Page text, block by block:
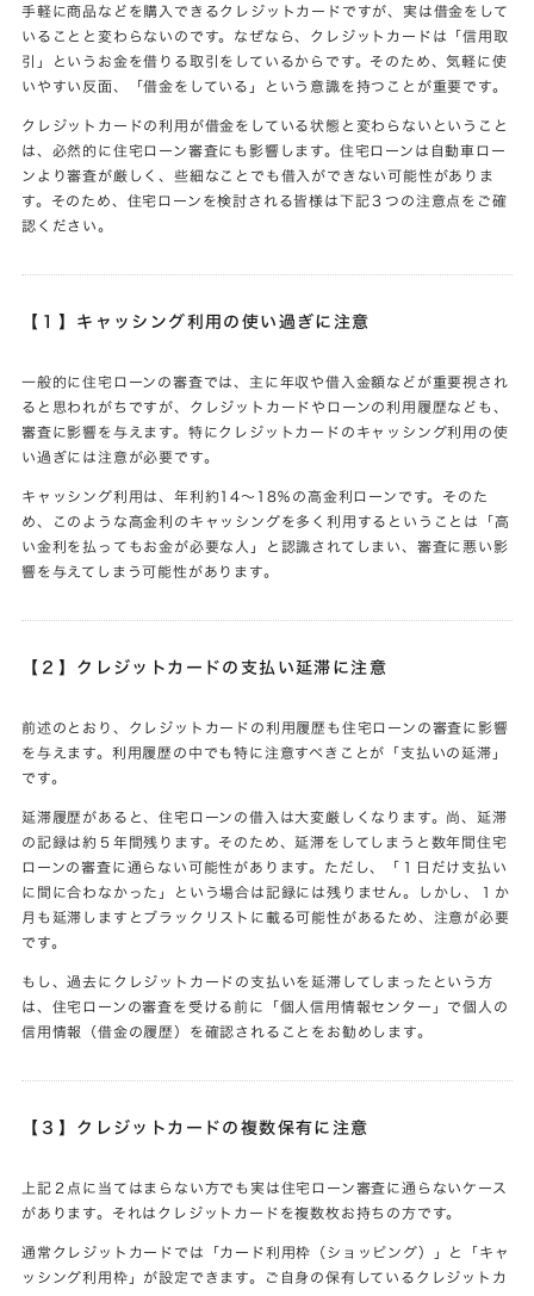
手軽に商品などを購入できるクレジットカードですが、実は借金をして
いることと変わらないのです。なぜなら、クレジットカードは「信用取
引」というお金を借りる取引をしているからです。そのため、気軽に使
いやすい反面、「借金をしている」という意識を持つことが重要です。
クレジットカードの利用が借金をしている状態と変わらないということ
は、必然的に住宅ローン審査にも影響します。住宅ローンは自動車ロー
ンより審査が厳しく、些細なことでも借入ができない可能性がありま
す。そのため、住宅ローンを検討される皆様は下記３つの注意点をご確
認ください。
【１】キャッシング利用の使い過ぎに注意
一般的に住宅ローンの審査では、主に年収や借入金額などが重要視され
ると思われがちですが、クレジットカードやローンの利用履歴なども、
審査に影響を与えます。特にクレジットカードのキャッシング利用の使
い過ぎには注意が必要です。
キャッシング利用は、年利約14～18％の高金利ローンです。そのた
め、このような高金利のキャッシングを多く利用するということは「高
い金利を払ってもお金が必要な人」と認識されてしまい、審査に悪い影
響を与えてしまう可能性があります。
【２】クレジットカードの支払い延滞に注意
前述のとおり、クレジットカードの利用履歴も住宅ローンの審査に影響
を与えます。利用履歴の中でも特に注意すべきことが「支払いの延滞」
です。
延滞履歴があると、住宅ローンの借入は大変厳しくなります。尚、延滞
の記録は約５年間残ります。そのため、延滞をしてしまうと数年間住宅
ローンの審査に通らない可能性があります。ただし、「１日だけ支払い
に間に合わなかった」という場合は記録には残りません。しかし、１か
月も延滞しますとブラックリストに載る可能性があるため、注意が必要
です。
もし、過去にクレジットカードの支払いを延滞してしまったという方
は、住宅ローンの審査を受ける前に「個人信用情報センター」で個人の
信用情報（借金の履歴）を確認されることをお勧めします。
【３】クレジットカードの複数保有に注意
上記２点に当てはまらない方でも実は住宅ローン審査に通らないケース
があります。それはクレジットカードを複数枚お持ちの方です。
通常クレジットカードでは「カード利用枠（ショッピング）」と「キャ
ッシング利用枠」が設定できます。ご自身の保有しているクレジットカ